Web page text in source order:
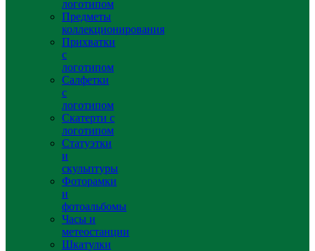
логотипом
Предметы
коллекционирования
Прихватки
с
логотипом
Салфетки
с
логотипом
Скатерти с
логотипом
Статуэтки
и
скульптуры
Фоторамки
и
фотоальбомы
Часы и
метеостанции
Шкатулки